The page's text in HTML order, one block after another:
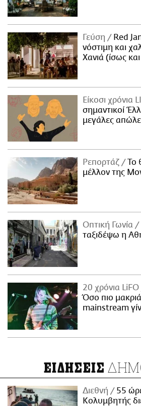
Γεύση
Red
νόστιμη και
Χανιά (ίσως
Είκοσι χρόνια
σημαντικοί
μεγάλες
Ρεπορτάζ
Το
μέλλον της
Οπτική Γωνία
ταξιδέψω η
20 χρόνια LiFO
Όσο πιο
mainstream
ΕΙΔΗΣΕΙΣ
Διεθνή
55
Κολυμβητής